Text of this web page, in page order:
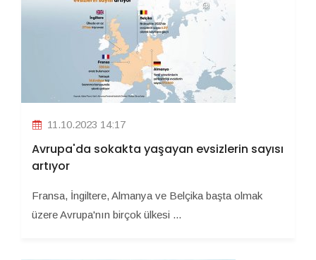
11.10.2023 14:17
Avrupa'da sokakta yaşayan evsizlerin sayısı
artıyor
Fransa, İngiltere, Almanya ve Belçika başta olmak
üzere Avrupa'nın birçok ülkesi ...